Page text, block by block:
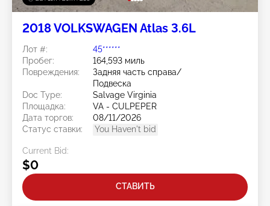
2018 VOLKSWAGEN Atlas 3.6L
Лот #:
45******
Пробег:
164,593 миль
Повреждения:
Задняя часть справа/
Подвеска
Doc Type:
Salvage Virginia
Площадка:
VA - CULPEPER
Дата торгов:
08/11/2026
Статус ставки:
You Haven't bid
Current Bid:
$0
СТАВИТЬ